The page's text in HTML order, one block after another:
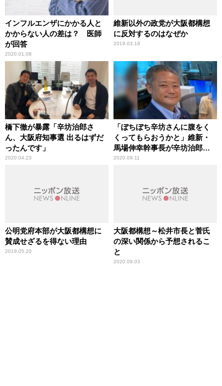
インフルエンザにかかる人と
かからない人の差は？ 医師
が回答
2020.01.08
維新以外の政党が大阪都構想
に反対するのはなぜか
2019.03.18
橋下徹が暴露「辛坊治郎さ
ん、大阪府知事選 出るはずだ
ったんです」
2020.04.23
「ぼちぼち辛坊さんに腹をく
くってもらおうかと」維新・
馬場伸幸幹事長が辛坊治郎に
まさかの出馬オファー？
2020.09.11
公明党府本部が大阪都構想に
賛成せざるを得ない理由
2019.05.20
大阪都構想～松井市長と菅氏
の深い関係から予想されるこ
と
2020.09.03